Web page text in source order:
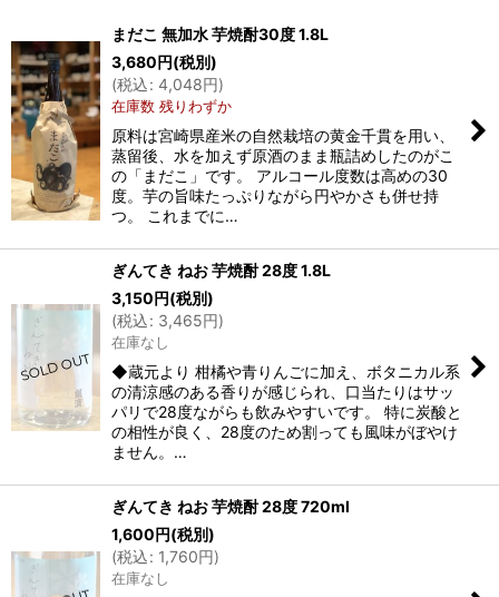
並び順:
絞り込む
まだこ 無加水 芋焼酎30度 1.8L
3,680円(税別)
(税込: 4,048円)
在庫数 残りわずか
原料は宮崎県産米の自然栽培の黄金千貫を用い、
蒸留後、水を加えず原酒のまま瓶詰めしたのがこ
の「まだこ」です。 アルコール度数は高めの30
度。芋の旨味たっぷりながら円やかさも併せ持
つ。 これまでに…
ぎんてき ねお 芋焼酎 28度 1.8L
3,150円(税別)
(税込: 3,465円)
在庫なし
◆蔵元より 柑橘や青りんごに加え、ボタニカル系
の清涼感のある香りが感じられ、口当たりはサッ
パリで28度ながらも飲みやすいです。 特に炭酸と
の相性が良く、28度のため割っても風味がぼやけ
ません。…
ぎんてき ねお 芋焼酎 28度 720ml
1,600円(税別)
(税込: 1,760円)
在庫なし